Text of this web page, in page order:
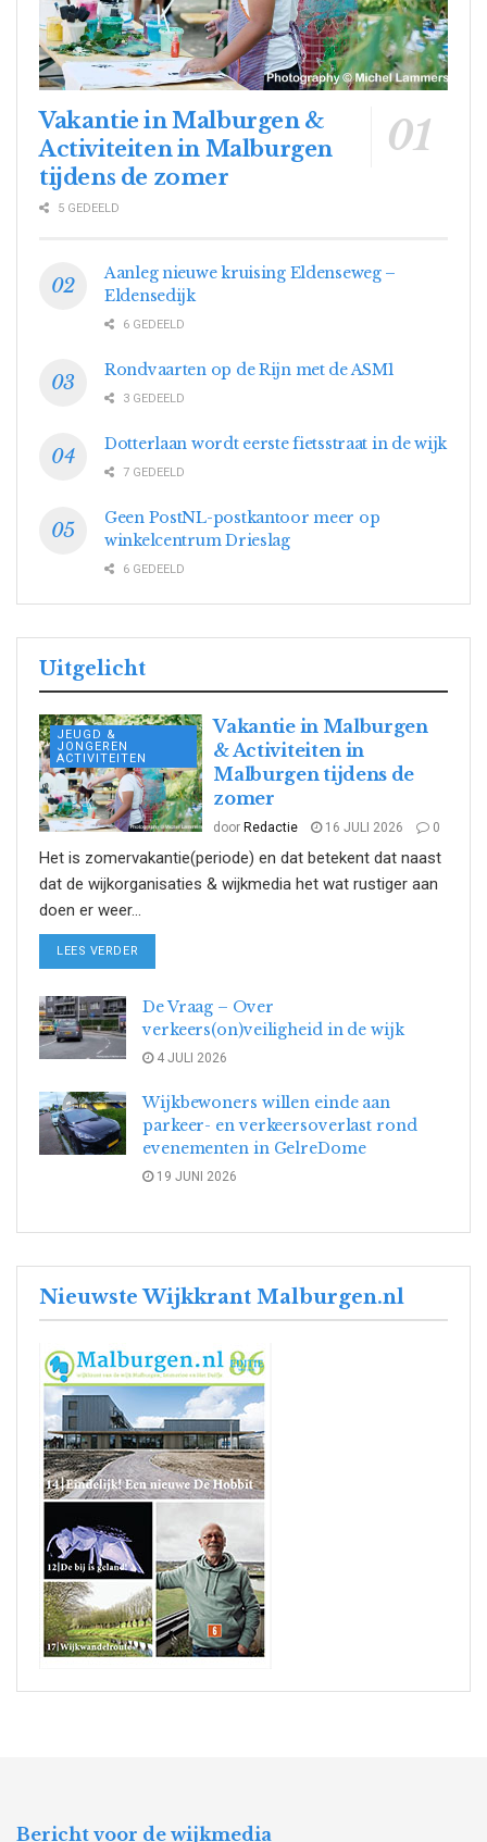
Vakantie in Malburgen &
Activiteiten in Malburgen
tijdens de zomer
5 GEDEELD
Aanleg nieuwe kruising Eldenseweg –
Eldensedijk
6 GEDEELD
Rondvaarten op de Rijn met de ASM1
3 GEDEELD
Dotterlaan wordt eerste fietsstraat in de wijk
7 GEDEELD
Geen PostNL-postkantoor meer op
winkelcentrum Drieslag
6 GEDEELD
Uitgelicht
JEUGD &
JONGEREN
ACTIVITEITEN
Vakantie in Malburgen
& Activiteiten in
Malburgen tijdens de
zomer
door Redactie 16 JULI 2026 0
Het is zomervakantie(periode) en dat betekent dat naast
dat de wijkorganisaties & wijkmedia het wat rustiger aan
doen er weer...
LEES VERDER
De Vraag – Over
verkeers(on)veiligheid in de wijk
4 JULI 2026
Wijkbewoners willen einde aan
parkeer- en verkeersoverlast rond
evenementen in GelreDome
19 JUNI 2026
Nieuwste Wijkkrant Malburgen.nl
Bericht voor de wijkmedia